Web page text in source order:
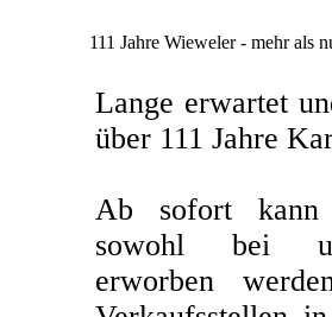
111 Jahre Wieweler - mehr als
Lange erwartet
über 111 Jahre
Ab sofort kann
sowohl bei
erworben